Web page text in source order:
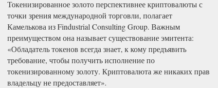
Токенизированное золото перспективнее криптовалюты с
точки зрения международной торговли, полагает
Камелькова из Findustrial Consulting Group. Важным
преимуществом она называет существование эмитента:
«Обладатель токенов всегда знает, к кому предъявить
требование, чтобы получить исполнение по
токенизированному золоту. Криптовалюта же никаких прав
владельцу не предоставляет».